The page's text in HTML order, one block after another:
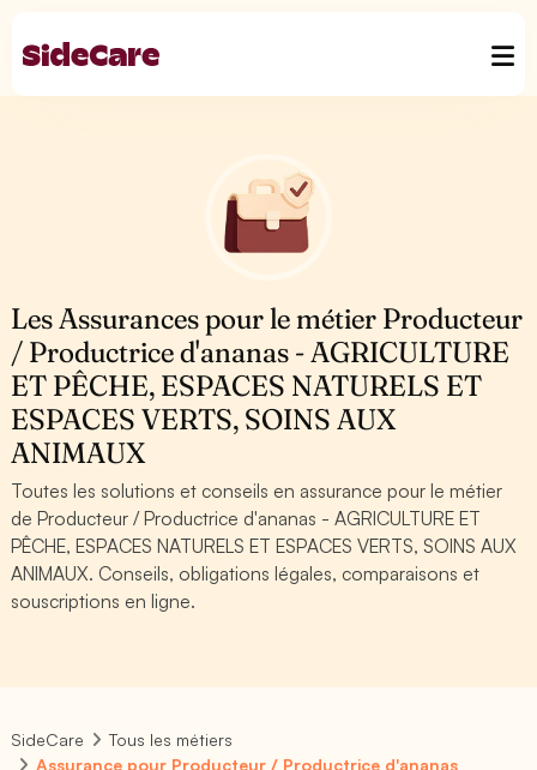
Les Assurances pour le métier Producteur
/ Productrice d'ananas - AGRICULTURE
ET PÊCHE, ESPACES NATURELS ET
ESPACES VERTS, SOINS AUX
ANIMAUX
Toutes les solutions et conseils en assurance pour le métier
de Producteur / Productrice d'ananas - AGRICULTURE ET
PÊCHE, ESPACES NATURELS ET ESPACES VERTS, SOINS AUX
ANIMAUX. Conseils, obligations légales, comparaisons et
souscriptions en ligne.
SideCare
Tous les métiers
Assurance pour Producteur / Productrice d'ananas